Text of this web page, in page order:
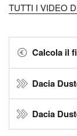
TUTTI I VIDEO
Calcola il
Dacia
Dacia